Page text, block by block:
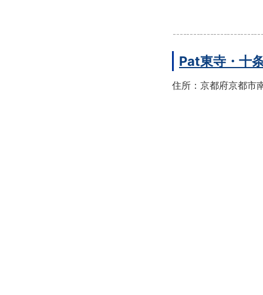
Pat東寺・十
住所：京都府京都市